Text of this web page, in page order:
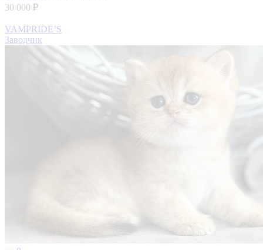
30 000 ₽
VAMPRIDE’S
Заводчик